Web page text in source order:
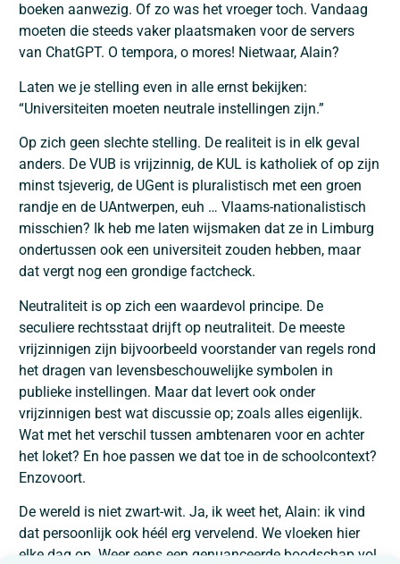
boeken aanwezig. Of zo was het vroeger toch. Vandaag
moeten die steeds vaker plaatsmaken voor de servers
van ChatGPT. O tempora, o mores! Nietwaar, Alain?
Laten we je stelling even in alle ernst bekijken:
“Universiteiten moeten neutrale instellingen zijn.”
Op zich geen slechte stelling. De realiteit is in elk geval
anders. De VUB is vrijzinnig, de KUL is katholiek of op zijn
minst tsjeverig, de UGent is pluralistisch met een groen
randje en de UAntwerpen, euh … Vlaams-nationalistisch
misschien? Ik heb me laten wijsmaken dat ze in Limburg
ondertussen ook een universiteit zouden hebben, maar
dat vergt nog een grondige factcheck.
Neutraliteit is op zich een waardevol principe. De
seculiere rechtsstaat drijft op neutraliteit. De meeste
vrijzinnigen zijn bijvoorbeeld voorstander van regels rond
het dragen van levensbeschouwelijke symbolen in
publieke instellingen. Maar dat levert ook onder
vrijzinnigen best wat discussie op; zoals alles eigenlijk.
Wat met het verschil tussen ambtenaren voor en achter
het loket? En hoe passen we dat toe in de schoolcontext?
Enzovoort.
De wereld is niet zwart-wit. Ja, ik weet het, Alain: ik vind
dat persoonlijk ook héél erg vervelend. We vloeken hier
elke dag op. Weer eens een genuanceerde boodschap vol